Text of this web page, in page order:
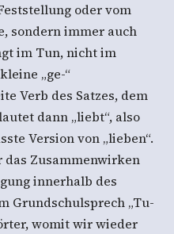
oder vom
sondern immer auch
im Tun, nicht im
„ge-“
Verb des Satzes, dem
dann „liebt“, also
Version von „lieben“.
Zusammenwirken
innerhalb des
Grundschulsprech „Tu-
womit wir wieder